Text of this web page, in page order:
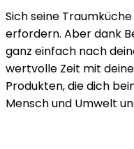
Sich seine
erfordern. Aber dank
ganz einfach nach
wertvolle Zeit mit
Produkten, die dich
Mensch und Umwelt